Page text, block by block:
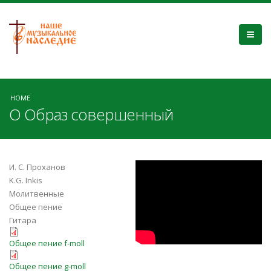
HOME
О Образ совершенный
И. С. Проханов
K.G. Inkis
Молитвенные
Общее пение
Гитара
o-obraz-sovershennyj-031a.pdf
Общее пение f-moll
o-obraz-sovershennyj-031b.pdf
Общее пение g-moll